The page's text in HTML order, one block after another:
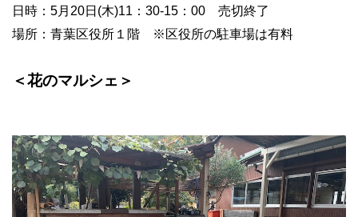
日時： 5月 20日 (木)11 ： 30-15 ： 00 売切終了
場所：青葉区役所１階 ※区役所の駐車場は有料
＜花のマルシェ＞